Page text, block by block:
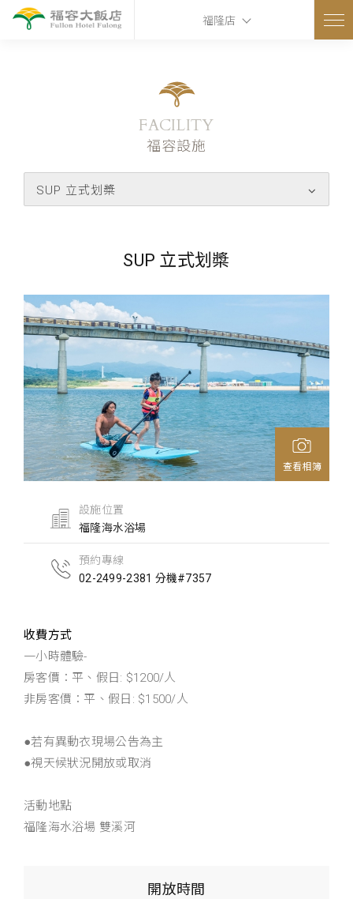
福隆店
FACILITY
福容設施
SUP 立式划槳
SUP 立式划槳
查看相簿
設施位置
福隆海水浴場
預約專線
02-2499-2381 分機#7357
收費方式
一小時體驗-
房客價：平、假日: $1200/人
非房客價：平、假日: $1500/人
●若有異動衣現場公告為主
●視天候狀況開放或取消
活動地點
福隆海水浴場 雙溪河
開放時間